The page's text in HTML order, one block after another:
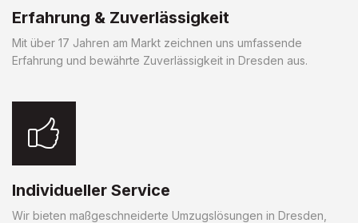
Erfahrung & Zuverlässigkeit
Mit über 17 Jahren am Markt zeichnen uns umfassende
Erfahrung und bewährte Zuverlässigkeit in Dresden aus.
Individueller Service
Wir bieten maßgeschneiderte Umzugslösungen in Dresden,